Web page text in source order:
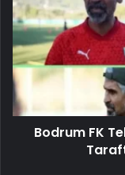
Bodrum FK